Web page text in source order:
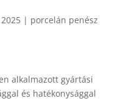
| porcelán penész
alkalmazott gyártási
és hatékonysággal